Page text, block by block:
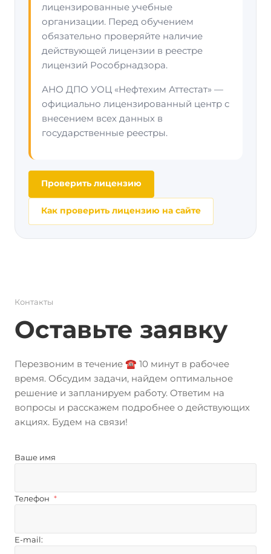
лицензированные учебные
организации. Перед обучением
обязательно проверяйте наличие
действующей лицензии в реестре
лицензий Рособрнадзора.
АНО ДПО УОЦ «Нефтехим Аттестат» —
официально лицензированный центр с
внесением всех данных в
государственные реестры.
Проверить лицензию
Как проверить лицензию на сайте
Контакты
Оставьте заявку
Перезвоним в течение ☎️ 10 минут в рабочее
время. Обсудим задачи, найдем оптимальное
решение и запланируем работу. Ответим на
вопросы и расскажем подробнее о действующих
акциях. Будем на связи!
Ваше имя
Телефон *
E-mail: